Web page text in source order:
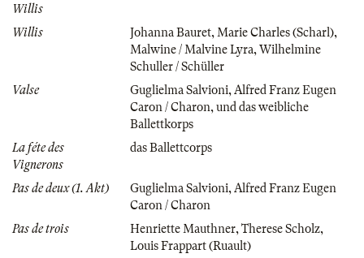
Willis
Willis Johanna Bauret,Marie Charles (Scharl),
Malwine / Malvine Lyra,Wilhelmine
Schuller / Schüller
Valse
Guglielma Salvioni,Alfred Franz Eugen
Caron / Charon,und das weibliche
Ballettkorps
La féte des
Vignerons
das Ballettcorps
Pas de deux (1. Akt) Guglielma Salvioni,Alfred Franz Eugen
Caron / Charon
Pas de trois
Henriette Mauthner,Therese Scholz,
Louis Frappart (Ruault)